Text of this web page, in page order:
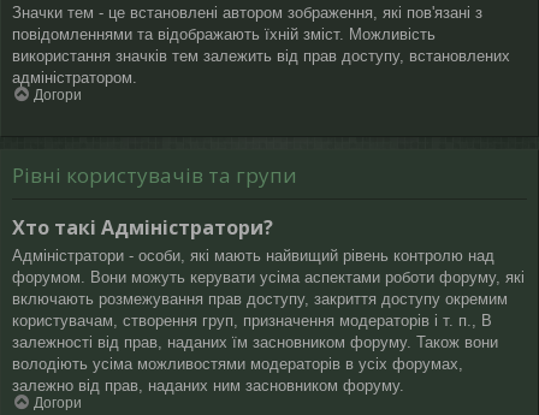
Значки тем - це встановлені автором зображення, які пов'язані з
повідомленнями та відображають їхній зміст. Можливість
використання значків тем залежить від прав доступу, встановлених
адміністратором.
Догори
Рівні користувачів та групи
Хто такі Адміністратори?
Адміністратори - особи, які мають найвищий рівень контролю над
форумом. Вони можуть керувати усіма аспектами роботи форуму, які
включають розмежування прав доступу, закриття доступу окремим
користувачам, створення груп, призначення модераторів і т. п., В
залежності від прав, наданих їм засновником форуму. Також вони
володіють усіма можливостями модераторів в усіх форумах,
залежно від прав, наданих ним засновником форуму.
Догори